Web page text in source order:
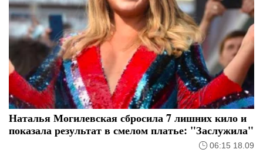
Наталья Могилевская сбросила 7 лишних кило и
показала результат в смелом платье: "Заслужила"
06:15 18.09